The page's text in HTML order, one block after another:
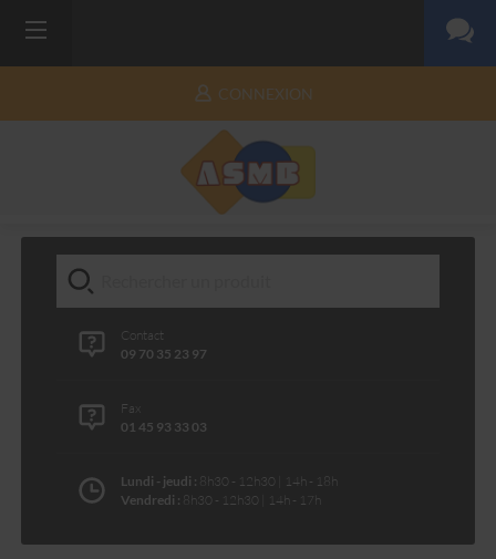
CONNEXION
Contact
09 70 35 23 97
Fax
01 45 93 33 03
Lundi - jeudi : 8h30 - 12h30 | 14h - 18h
Vendredi : 8h30 - 12h30 | 14h - 17h